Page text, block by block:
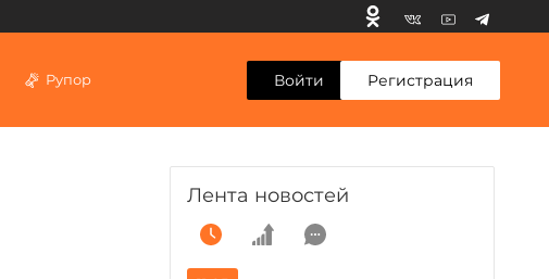
Рупор Войти Регистрация
Лента новостей